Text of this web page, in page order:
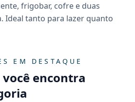
frigobar, cofre e duas
Ideal tanto para lazer quanto
EM DESTAQUE
você encontra